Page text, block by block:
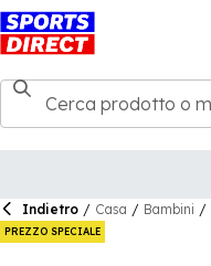
Indietro / Casa / Bambini /
PREZZO SPECIALE